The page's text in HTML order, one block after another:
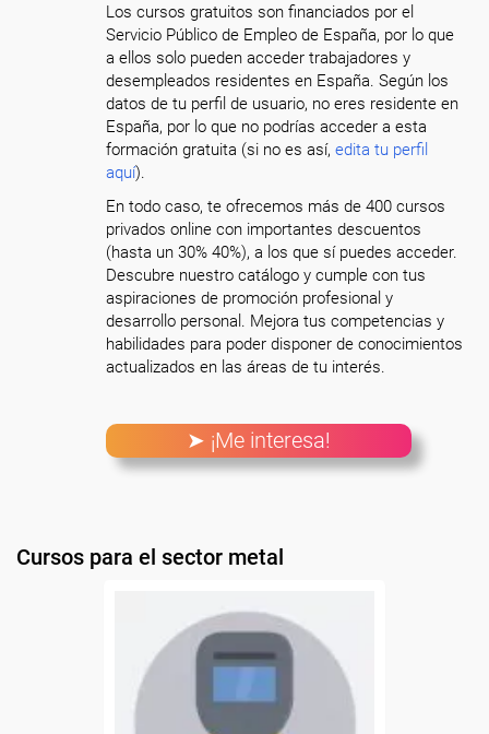
Los cursos gratuitos son financiados por el
Servicio Público de Empleo de España, por lo que
a ellos solo pueden acceder trabajadores y
desempleados residentes en España. Según los
datos de tu perfil de usuario, no eres residente en
España, por lo que no podrías acceder a esta
formación gratuita (si no es así,edita tu perfil
aquí).
En todo caso, te ofrecemos más de 400 cursos
privados online con importantes descuentos
(hasta un 30% 40%), a los que sí puedes acceder.
Descubre nuestro catálogo y cumple con tus
aspiraciones de promoción profesional y
desarrollo personal. Mejora tus competencias y
habilidades para poder disponer de conocimientos
actualizados en las áreas de tu interés.
➤ ¡Me interesa!
Cursos para el sector metal